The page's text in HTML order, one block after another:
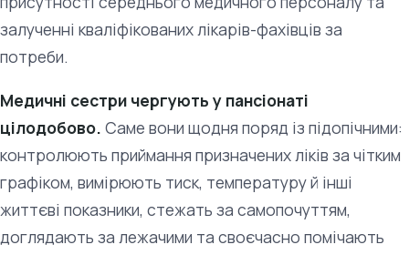
залученні кваліфікованих лікарів-фахівців за
потреби.
Медичні сестри чергують у пансіонаті
цілодобово. Саме вони щодня поряд із підопічними:
контролюють приймання призначених ліків за чітким
графіком, вимірюють тиск, температуру й інші
життєві показники, стежать за самопочуттям,
доглядають за лежачими та своєчасно помічають